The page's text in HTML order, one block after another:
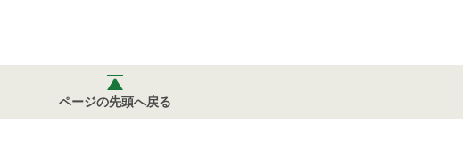
ページの先頭へ戻る